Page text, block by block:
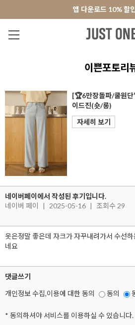
앱 다운로드 10% 할
회원가입 쿠폰
앱 다운로드 10% 할
이쁜포토리
[🏆6만장돌파/쿨원
이드진(숏/롱)
자세히 보기
네이버페이에서 작성된 후기입니다.
네이버 페이
| 2025-05-16 | 조회수 29
옷은정말 좋은데 자크가 자꾸내려가서 수선
네요
댓글쓰기
개인정보 수집,이용에 대한 동의
동의
* 동의하셔야 서비스를 이용하실 수 있습니다.